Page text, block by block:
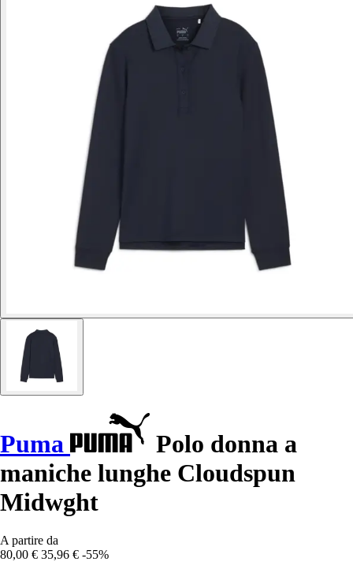
Puma
Polo donna a
maniche lunghe Cloudspun
Midwght
A partire da
80,00 € 35,96 € -55%